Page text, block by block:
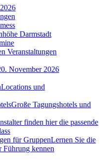
Darmstadt
Veranstaltungen
November 2026
Locations und
Große Tagungshotels und
finden hier die passende
für GruppenLernen Sie die
Führung kennen